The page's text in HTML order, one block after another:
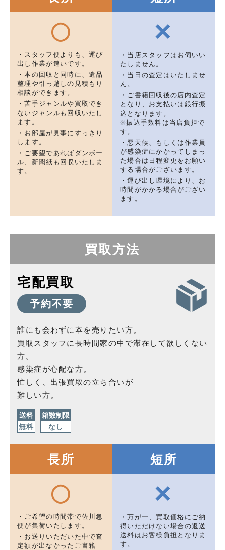
◯
・スタッフ便よりも、運び
出し作業が速いです。
・本の回収と同時に、遺品
整理や引っ越しの見積もり
相談ができます。
・苦手ジャンルや買取でき
ないジャンルも回収いたし
ます。
・お部屋が見事にすっきり
します。
・ご要望であればダンボー
ル、新聞紙も回収いたしま
す。
×
・当店スタッフはお伺いい
たしません。
・当日の査定はいたしませ
ん。
・ご書籍回収後の店内査定
となり、お支払いは銀行振
込となります。
※振込手数料は当店負担で
す。
・悪天候、もしくは作業員
が感染症にかかってしまっ
た場合は日程変更をお願い
する場合がございます。
・運び出し環境により、お
時間がかかる場合がござい
ます。
買取方法
宅配買取
予約不要
誰にも会わずに本を売りたい方。
買取スタッフに長時間家の中で滞在して欲しくない
方。
感染症が心配な方。
忙しく、出張買取の立ち合いが
難しい方。
送料
無料
箱数制限
なし
長所
◯
・ご希望の時間帯で佐川急
便が集荷いたします。
・お送りいただいた中で査
定額が出なかったご書籍
短所
×
・万が一、買取価格にご納
得いただけない場合の返送
送料はお客様負担となりま
す。